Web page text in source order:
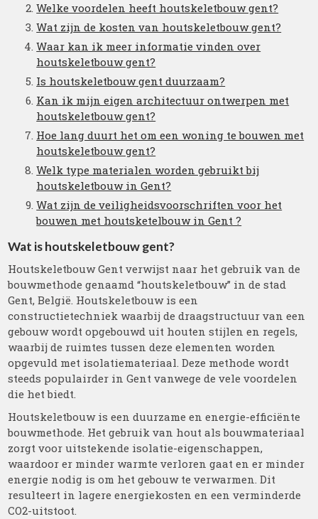
Welke voordelen heeft houtskeletbouw gent?
Wat zijn de kosten van houtskeletbouw gent?
Waar kan ik meer informatie vinden over
houtskeletbouw gent?
Is houtskeletbouw gent duurzaam?
Kan ik mijn eigen architectuur ontwerpen met
houtskeletbouw gent?
Hoe lang duurt het om een woning te bouwen met
houtskeletbouw gent?
Welk type materialen worden gebruikt bij
houtskeletbouw in Gent?
Wat zijn de veiligheidsvoorschriften voor het
bouwen met houtsketelbouw in Gent ?
Wat is houtskeletbouw gent?
Houtskeletbouw Gent verwijst naar het gebruik van de
bouwmethode genaamd “houtskeletbouw” in de stad
Gent, België. Houtskeletbouw is een
constructietechniek waarbij de draagstructuur van een
gebouw wordt opgebouwd uit houten stijlen en regels,
waarbij de ruimtes tussen deze elementen worden
opgevuld met isolatiemateriaal. Deze methode wordt
steeds populairder in Gent vanwege de vele voordelen
die het biedt.
Houtskeletbouw is een duurzame en energie-efficiënte
bouwmethode. Het gebruik van hout als bouwmateriaal
zorgt voor uitstekende isolatie-eigenschappen,
waardoor er minder warmte verloren gaat en er minder
energie nodig is om het gebouw te verwarmen. Dit
resulteert in lagere energiekosten en een verminderde
CO2-uitstoot.